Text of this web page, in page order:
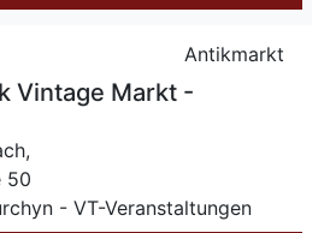
Antikmarkt
Vintage Markt -
50
- VT-Veranstaltungen